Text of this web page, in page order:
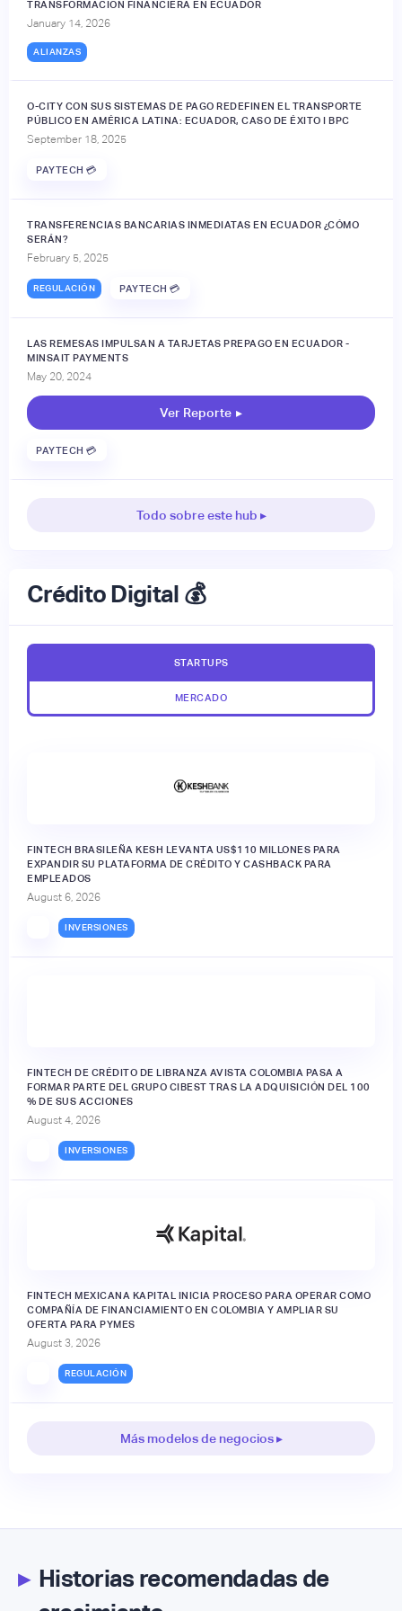
TRANSFORMACIÓN FINANCIERA EN ECUADOR
January 14, 2026
ALIANZAS
O-CITY CON SUS SISTEMAS DE PAGO REDEFINEN EL TRANSPORTE
PÚBLICO EN AMÉRICA LATINA: ECUADOR, CASO DE ÉXITO I BPC
September 18, 2025
PAYTECH 💳
TRANSFERENCIAS BANCARIAS INMEDIATAS EN ECUADOR ¿CÓMO
SERÁN?
February 5, 2025
REGULACIÓN PAYTECH 💳
LAS REMESAS IMPULSAN A TARJETAS PREPAGO EN ECUADOR -
MINSAIT PAYMENTS
May 20, 2024
Ver Reporte ▸
PAYTECH 💳
Todo sobre este hub ▸
Crédito Digital 💰
STARTUPS
MERCADO
FINTECH BRASILEÑA KESH LEVANTA US$110 MILLONES PARA
EXPANDIR SU PLATAFORMA DE CRÉDITO Y CASHBACK PARA
EMPLEADOS
August 6, 2026
INVERSIONES
FINTECH DE CRÉDITO DE LIBRANZA AVISTA COLOMBIA PASA A
FORMAR PARTE DEL GRUPO CIBEST TRAS LA ADQUISICIÓN DEL 100
% DE SUS ACCIONES
August 4, 2026
INVERSIONES
FINTECH MEXICANA KAPITAL INICIA PROCESO PARA OPERAR COMO
COMPAÑÍA DE FINANCIAMIENTO EN COLOMBIA Y AMPLIAR SU
OFERTA PARA PYMES
August 3, 2026
REGULACIÓN
Más modelos de negocios ▸
▸Historias recomendadas de